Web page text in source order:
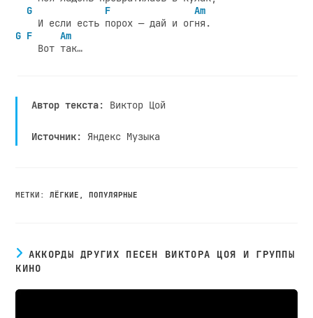
G
F
Am
G F
Am
Автор текста: Виктор Цой
Источник: Яндекс Музыка
МЕТКИ :ЛЁГКИЕ , ПОПУЛЯРНЫЕ
АККОРДЫ ДРУГИХ ПЕСЕН ВИКТОРА ЦОЯ И ГРУППЫ
КИНО